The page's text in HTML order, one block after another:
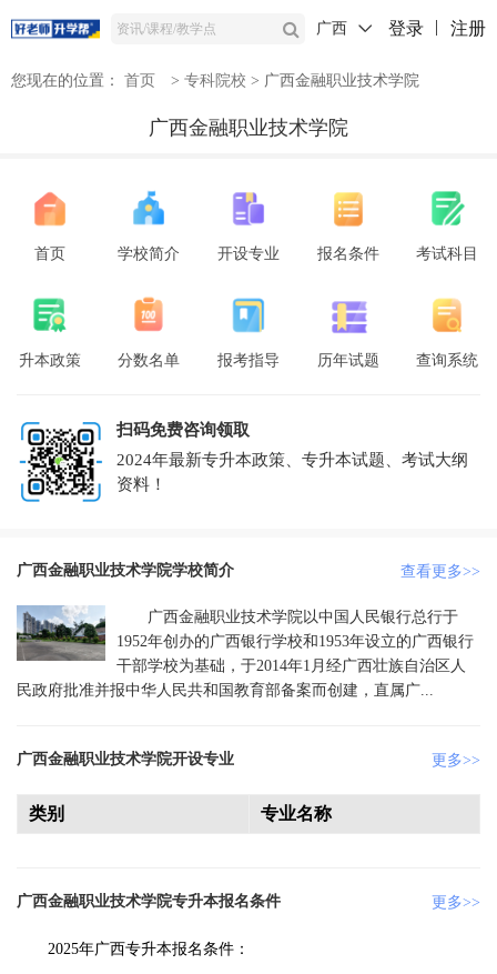
广西 登录 注册
您现在的位置： 首页 > 专科院校 > 广西金融职业技术学院
广西金融职业技术学院
首页 学校简介 开设专业 报名条件 考试科目
升本政策 分数名单 报考指导 历年试题 查询系统
扫码免费咨询领取
2024年最新专升本政策、专升本试题、考试大纲
资料！
广西金融职业技术学院学校简介 查看更多>>
广西金融职业技术学院以中国人民银行总行于
1952年创办的广西银行学校和1953年设立的广西银行
干部学校为基础，于2014年1月经广西壮族自治区人
民政府批准并报中华人民共和国教育部备案而创建，直属广...
广西金融职业技术学院开设专业 更多>>
类别 专业名称
广西金融职业技术学院专升本报名条件 更多>>
2025年广西专升本报名条件：